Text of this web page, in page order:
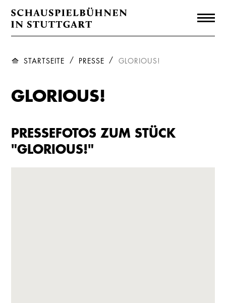
STARTSEITE PRESSE GLORIOUS!
GLORIOUS!
PRESSEFOTOS ZUM STÜCK
"GLORIOUS!"